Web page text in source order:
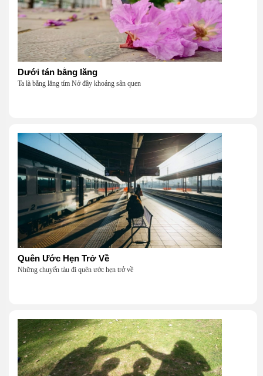
Dưới tán bằng lăng
Ta là bằng lăng tím Nở đầy khoảng sân quen
Quên Ước Hẹn Trở Về
Những chuyến tàu đi quên ước hẹn trở về